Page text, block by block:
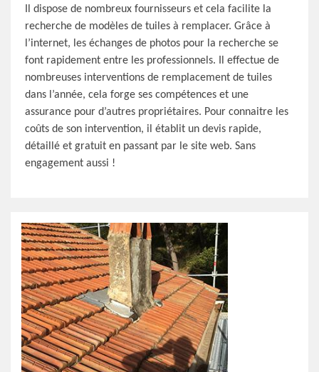
Il dispose de nombreux fournisseurs et cela facilite la
recherche de modèles de tuiles à remplacer. Grâce à
l’internet, les échanges de photos pour la recherche se
font rapidement entre les professionnels. Il effectue de
nombreuses interventions de remplacement de tuiles
dans l’année, cela forge ses compétences et une
assurance pour d’autres propriétaires. Pour connaitre les
coûts de son intervention, il établit un devis rapide,
détaillé et gratuit en passant par le site web. Sans
engagement aussi !